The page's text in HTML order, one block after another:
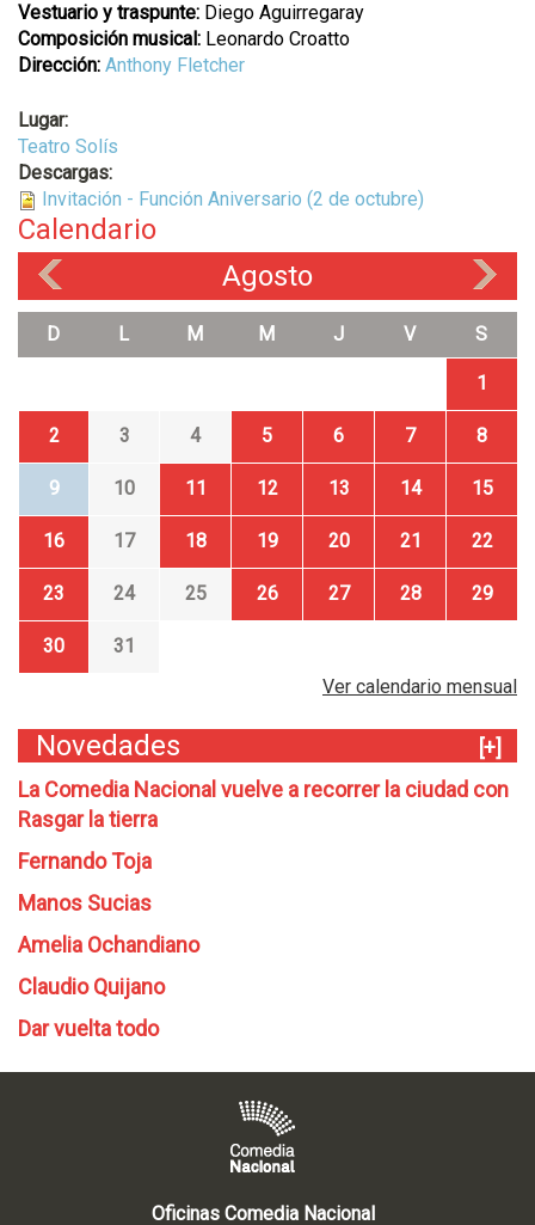
Vestuario y traspunte: Diego Aguirregaray
Composición musical: Leonardo Croatto
Dirección: Anthony Fletcher
Lugar:
Teatro Solís
Descargas:
Invitación - Función Aniversario (2 de octubre)
Calendario
Agosto
D L M M J V S
1
2 3 4 5 6 7 8
9 10 11 12 13 14 15
16 17 18 19 20 21 22
23 24 25 26 27 28 29
30
31
Ver calendario mensual
Novedades
[+]
La Comedia Nacional vuelve a recorrer la ciudad con
Rasgar la tierra
Fernando Toja
Manos Sucias
Amelia Ochandiano
Claudio Quijano
Dar vuelta todo
Oficinas Comedia Nacional